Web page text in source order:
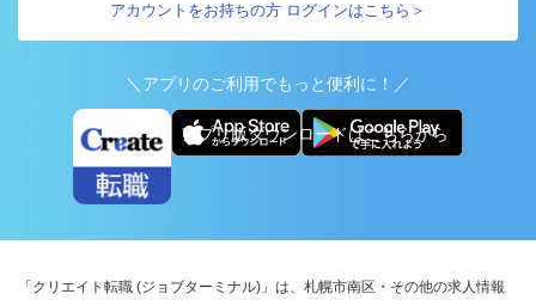
アカウントをお持ちの方 ログインはこちら＞
＼アプリのご利用でもっと便利に！／
アプリ版ダウンロードはこちらから
「クリエイト転職 (ジョブターミナル)」は、札幌市南区・その他の求人情報